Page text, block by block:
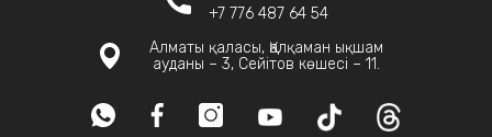
+7 776 487 64 54
Алматы қаласы, Қалқаман ықшам
ауданы – 3, Сейітов көшесі – 11.